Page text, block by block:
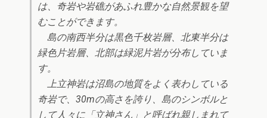
は、奇岩や岩礁があふれ豊かな自然景観を望
むことができます。
島の南西半分は黒色千枚岩層、北東半分は
緑色片岩層、北部は緑泥片岩が分布していま
す。
上立神岩は沼島の地質をよく表わしている
奇岩で、30mの高さを誇り、島のシンボルと
して人々に「立神さん」と呼ばれ親しまれて